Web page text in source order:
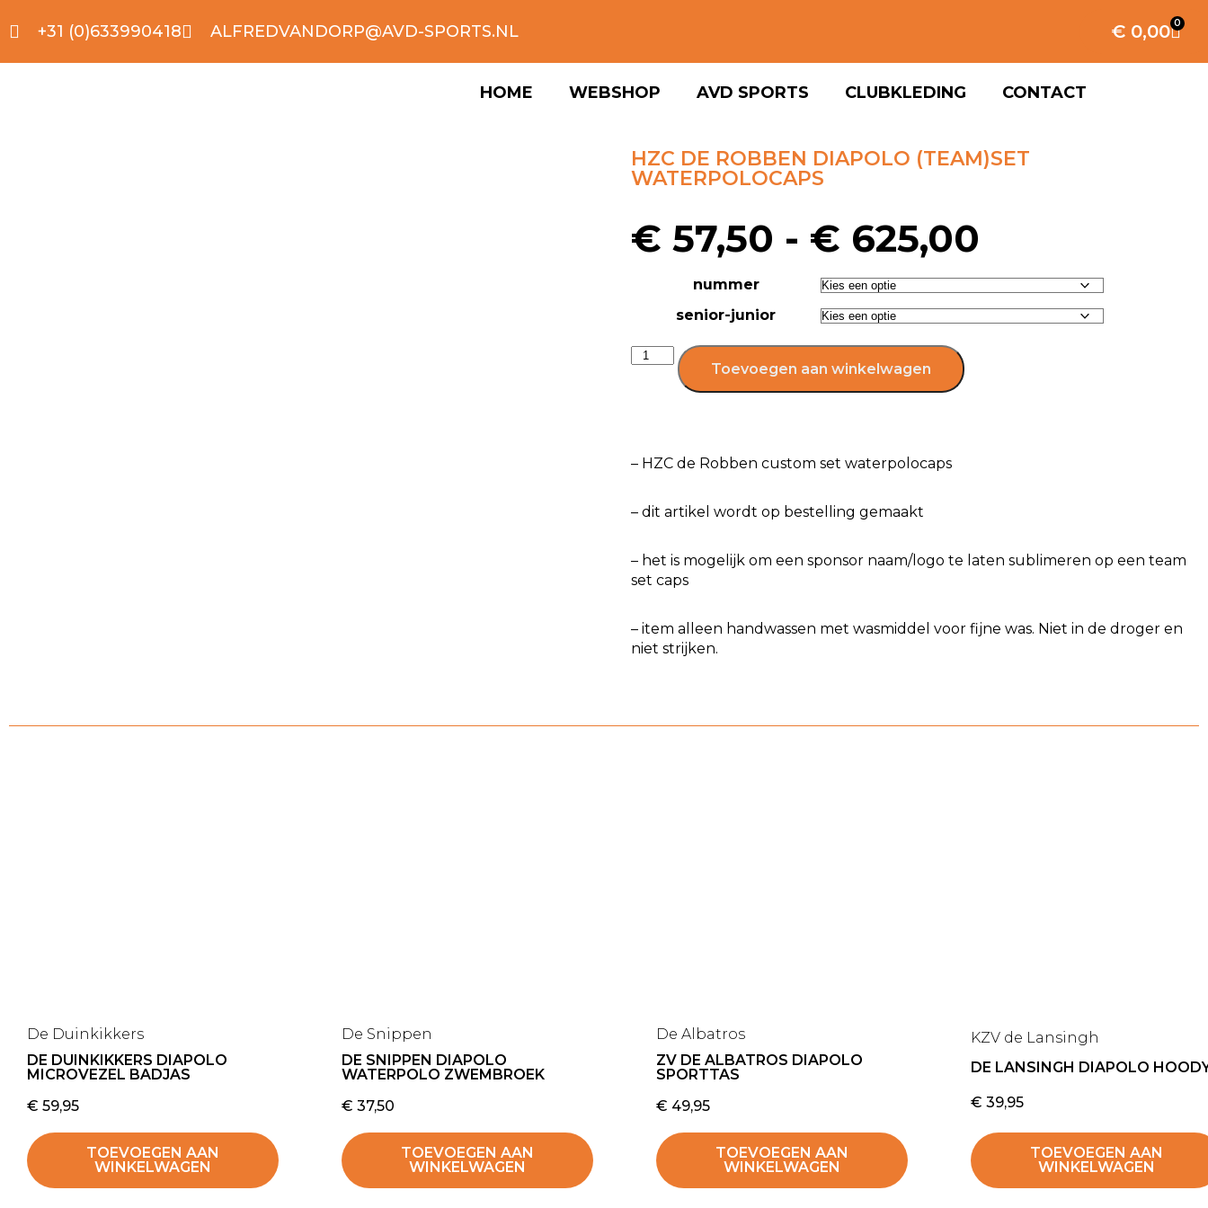
+31 (0)633990418 ALFREDVANDORP@AVD-SPORTS.NL €0,00 0
HOME WEBSHOP AVD SPORTS CLUBKLEDING CONTACT
HZC DE ROBBEN DIAPOLO (TEAM)SET
WATERPOLOCAPS
€ 57,50 - € 625,00
nummer
senior-junior
Toevoegen aan winkelwagen
– HZC de Robben custom set waterpolocaps
– dit artikel wordt op bestelling gemaakt
– het is mogelijk om een sponsor naam/logo te laten sublimeren op een team
set caps
– item alleen handwassen met wasmiddel voor fijne was. Niet in de droger en
niet strijken.
De Duinkikkers
DE DUINKIKKERS DIAPOLO
MICROVEZEL BADJAS
€ 59,95
TOEVOEGEN AAN
WINKELWAGEN
De Snippen
DE SNIPPEN DIAPOLO
WATERPOLO ZWEMBROEK
€ 37,50
TOEVOEGEN AAN
WINKELWAGEN
De Albatros
ZV DE ALBATROS DIAPOLO
SPORTTAS
€ 49,95
TOEVOEGEN AAN
WINKELWAGEN
KZV de Lansingh
DE LANSINGH DIAPOLO
€ 39,95
TOEVOEGEN AAN
WINKELWAGEN